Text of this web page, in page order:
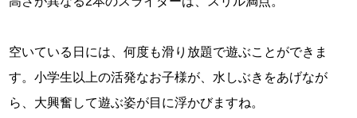
空いている日には、何度も滑り放題で遊ぶことができま
す。小学生以上の活発なお子様が、水しぶきをあげなが
ら、大興奮して遊ぶ姿が目に浮かびますね。